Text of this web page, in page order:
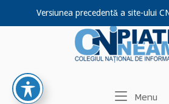
Versiunea precedentă a site-ului
Home
Menu